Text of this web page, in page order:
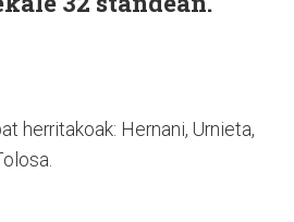
herritakoak: Hernani, Urnieta,